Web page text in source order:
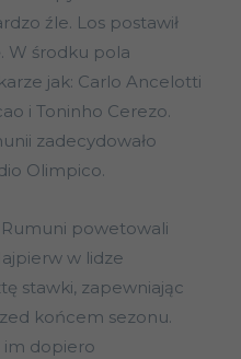
źle. Los postawił
W środku pola
jak: Carlo Ancelotti
i Toninho Cerezo.
zadecydowało
Olimpico.
powetowali
w lidze
stawki, zapewniając
końcem sezonu.
im dopiero